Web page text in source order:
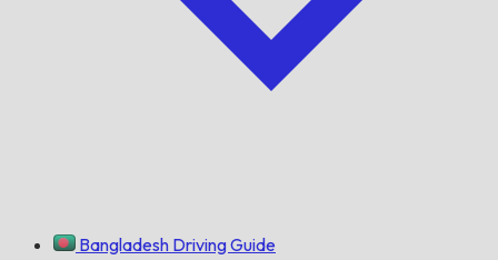
Bangladesh Driving Guide